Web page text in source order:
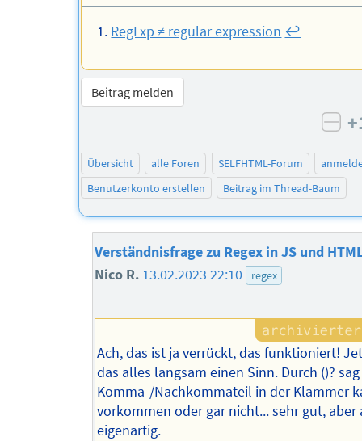
RegExp ≠ regular expression ↩︎
Beitrag melden
Übersicht alle Foren SELFHTML-Forum
Benutzerkonto erstellen
Beitrag im Thread-Baum
Verständnisfrage zu Regex in JS und
Nico R. 13.02.2023 22:10 regex
Ach, das ist ja verrückt, das funktioniert!
das alles langsam einen Sinn. Durch ()?
Komma-/Nachkommateil in der Klammer
vorkommen oder gar nicht... sehr gut, aber
eigenartig.